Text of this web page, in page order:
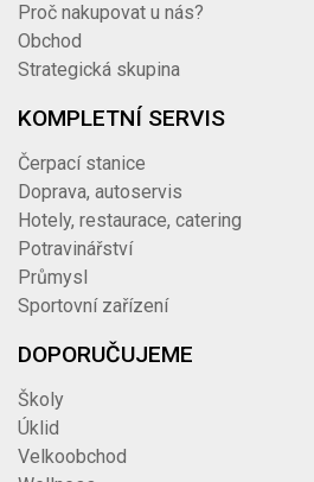
Proč nakupovat u nás?
Obchod
Strategická skupina
KOMPLETNÍ SERVIS
Čerpací stanice
Doprava, autoservis
Hotely, restaurace, catering
Potravinářství
Průmysl
Sportovní zařízení
DOPORUČUJEME
Školy
Úklid
Velkoobchod